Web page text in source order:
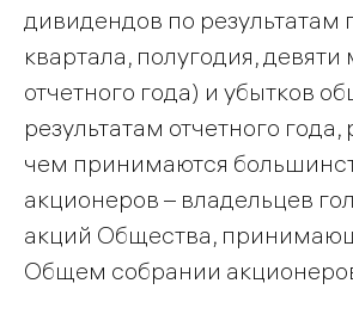
дивидендов по результатам
квартала, полугодия, девяти
отчетного года) и убытков
результатам отчетного
чем принимаются
акционеров – владельцев
акций Общества,
Общем собрании